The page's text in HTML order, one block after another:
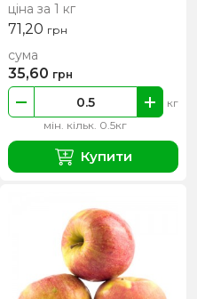
ціна за 1 кг
71,20 грн
мін. кільк. 0.5кг
кг
сума
35,60 грн
Купити